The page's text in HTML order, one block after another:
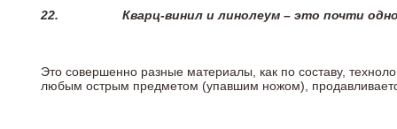
22. Кварц-винил и линолеум – это почти
Это совершенно разные материалы, как по составу,
любым острым предметом (упавшим ножом),